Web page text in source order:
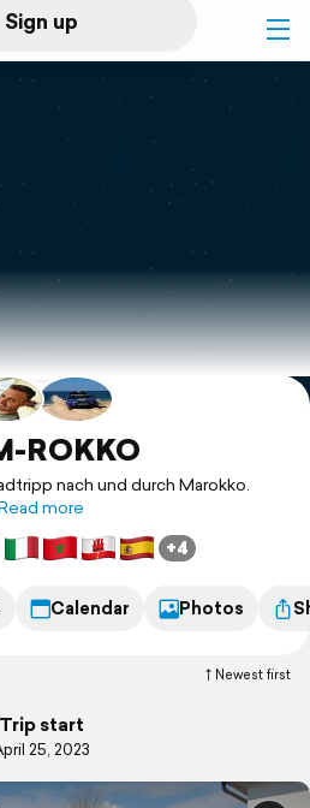
Sign up
Log in
ROKKO
nach und durch Marokko.
more
+4
Calendar Photos
Newest first
Trip start
25, 2023